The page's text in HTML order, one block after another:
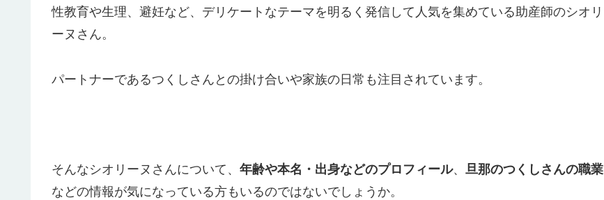
性教育や生理、避妊など、デリケートなテーマを明るく発信して人気を集めている助産師のシオリ
ーヌさん。
パートナーであるつくしさんとの掛け合いや家族の日常も注目されています。
そんなシオリーヌさんについて、 年齢や本名・出身などのプロフィール、 旦那のつくしさんの職業
などの情報が気になっている方もいるのではないでしょうか。